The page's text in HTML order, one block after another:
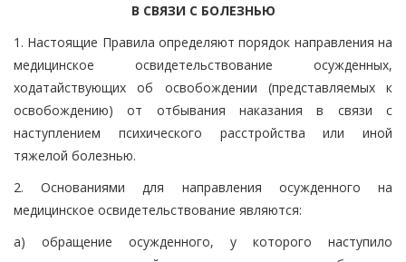
В СВЯЗИ С БОЛЕЗНЬЮ
1. Настоящие Правила определяют порядок направления на
медицинское освидетельствование осужденных,
ходатайствующих об освобождении (представляемых к
освобождению) от отбывания наказания в связи с
наступлением психического расстройства или иной
тяжелой болезнью.
2. Основаниями для направления осужденного на
медицинское освидетельствование являются:
а) обращение осужденного, у которого наступило